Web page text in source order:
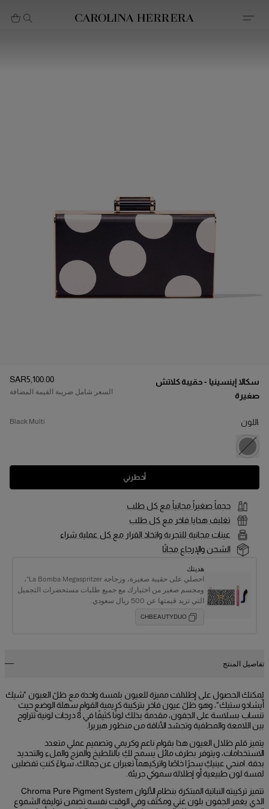
بيان إمكانية الوصول (الرابط)
سكالا إينسينيا - حقيبة كلاتش
صغيرة
السعر:
SAR‌5,100.00
السعر شامل ضريبة القيمة المضافة
:اللون black multi
أخطرني
حجماً صغيراً مجانياً مع كل طلب
تغليف هدايا فاخر مع كل طلب
عينات مجانية للتجربة واتخاذ القرار مع كل عملية شراء
الشحن والإرجاع مجانًا
هديتك
احصلي على حقيبة صغيرة، وزجاجة La Bomba Megaspritzer“،
ومجسم صغير من اختيارك مع جميع طلبات مستحضرات التجميل
التي تزيد قيمتها عن 500 ريال سعودي.
CHBEAUTYDUO
تفاصيل المنتج
يُمكنك الحصول على إطلالات مميزة للعيون بلمسة واحدة مع ظلّ العيون "شيك
أيشادو ستيك"، وهو ظلّ عيون فاخر بتركيبة كريمية القوام سهلة الوضع حيث
تنساب بسلاسة على الجفون، مقدمةً بذلك لونًا كثيفًا في 8 درجات لونية تتراوح
بين اللامعة والمطفية وتجسّد الأناقة من منظور هيريرا.
يتميز قلم ظلال العيون هذا بقوام ناعم وكريمي وتصميم عملي متعدد
الاستخدامات، ويتوفر بطرف مائل يسمح لكِ بالتلطيخ والمزج والملء والتحديد
بدقة. امنحي عينيكِ سحرًا خاصًا واتركيهما تعبران عن جمالك، سواءً كنتِ تفضلين
لمسة لون طبيعية أو إطلالة سموكي جريئة.
تتميز تركيبته النباتية المبتكرة بنظام الألوان Chroma Pure Pigment System
الذي يغمر الجفون بلون غني ومكثف وفي الوقت نفسه تضمن توليفة الشموع